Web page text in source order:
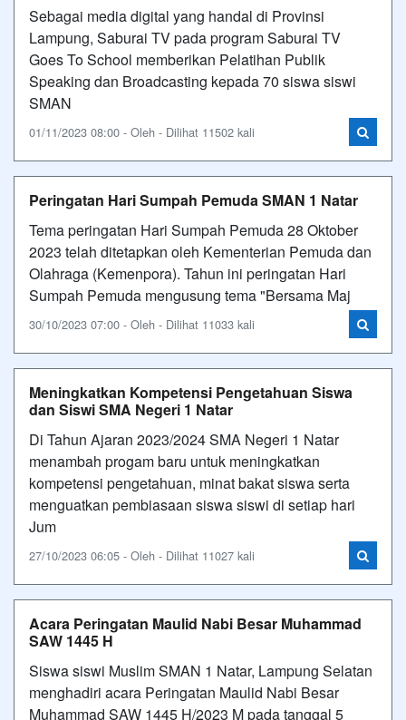
Sebagai media digital yang handal di Provinsi
Lampung, Saburai TV pada program Saburai TV
Goes To School memberikan Pelatihan Publik
Speaking dan Broadcasting kepada 70 siswa siswi
SMAN
01/11/2023 08:00 - Oleh - Dilihat 11502 kali
Peringatan Hari Sumpah Pemuda SMAN 1 Natar
Tema peringatan Hari Sumpah Pemuda 28 Oktober
2023 telah ditetapkan oleh Kementerian Pemuda dan
Olahraga (Kemenpora). Tahun ini peringatan Hari
Sumpah Pemuda mengusung tema "Bersama Maj
30/10/2023 07:00 - Oleh - Dilihat 11033 kali
Meningkatkan Kompetensi Pengetahuan Siswa
dan Siswi SMA Negeri 1 Natar
Di Tahun Ajaran 2023/2024 SMA Negeri 1 Natar
menambah progam baru untuk meningkatkan
kompetensi pengetahuan, minat bakat siswa serta
menguatkan pembiasaan siswa siswi di setiap hari
Jum
27/10/2023 06:05 - Oleh - Dilihat 11027 kali
Acara Peringatan Maulid Nabi Besar Muhammad
SAW 1445 H
Siswa siswi Muslim SMAN 1 Natar, Lampung Selatan
menghadiri acara Peringatan Maulid Nabi Besar
Muhammad SAW 1445 H/2023 M pada tanggal 5